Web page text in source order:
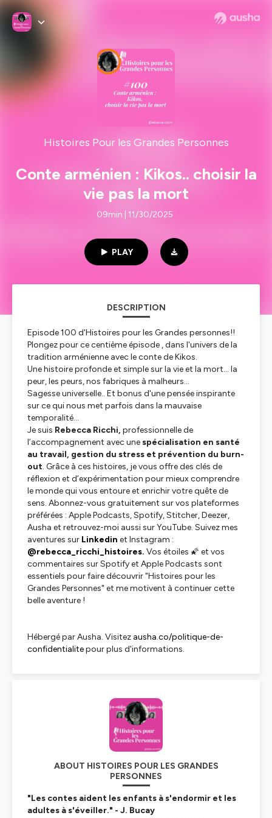
Histoires Pour les Grandes Personnes
Conte arménien : Kikos.. choisir la
vie pas la mort
09min | 11/30/2025
PLAY
DESCRIPTION
Episode 100 d'Histoires pour les Grandes personnes!!
Plongez pour ce centième épisode , dans l'univers de la
tradition arménienne avec le conte de Kikos.
Une histoire profonde et simple sur la vie et la mort... la
peur, les peurs, nos fabriques à malheurs...
Sagesse universelle.. Et bonus d'une pensée inspirante
sur ce qui nous met parfois dans la mauvaise
temporalité...
Je suis Rebecca Ricchi, professionnelle de
l’accompagnement avec unespécialisation en santé
au travail, gestion du stress et prévention du burn-
out. Grâce à ces histoires, je vous offre des clés de
réflexion et d’expérimentation pour mieux comprendre
le monde qui vous entoure et enrichir votre quête de
sens. Abonnez-vous gratuitement sur vos plateformes
préférées : Apple Podcasts, Spotify, Stitcher, Deezer,
Ausha et retrouvez-moi aussi sur YouTube. Suivez mes
aventures sur Linkedin et Instagram :
@rebecca_ricchi_histoires. Vos étoiles 🌠 et vos
commentaires sur Spotify et Apple Podcasts sont
essentiels pour faire découvrir "Histoires pour les
Grandes Personnes" et me motivent à continuer cette
belle aventure !
Hébergé par Ausha. Visitez ausha.co/politique-de-
confidentialitepour plus d'informations.
ABOUT HISTOIRES POUR LES GRANDES
PERSONNES
"Les contes aident les enfants à s'endormir et les
adultes à s'éveiller." - J. Bucay